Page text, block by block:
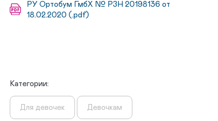
РУ Ортобум ГмбХ № РЗН 20198136 от
18.02.2020 (.pdf)
Категории:
Для девочек Девочкам